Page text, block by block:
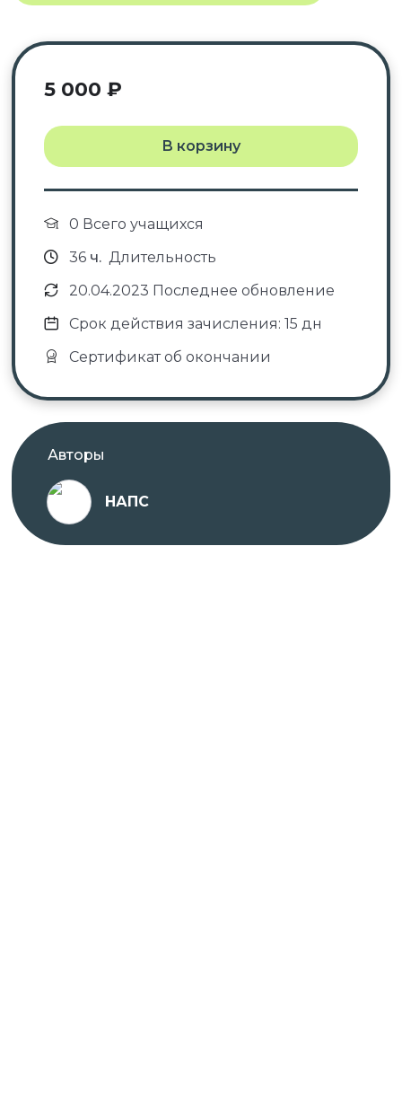
5 000 ₽
В корзину
0 Всего учащихся
36ч. Длительность
20.04.2023 Последнее обновление
Срок действия зачисления: 15 дн
Сертификат об окончании
Авторы
НАПС